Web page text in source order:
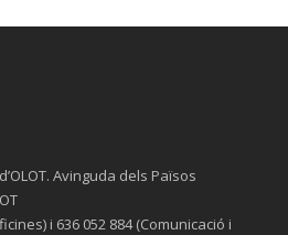
Avinguda dels Països
i 636 052 884 (Comunicació i